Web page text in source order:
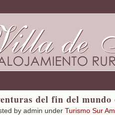
del fin del
by admin under Turismo Sur